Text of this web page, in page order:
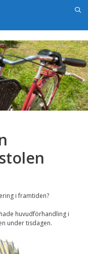
i framtiden?
huvudförhandling i
under tisdagen.
×
kakor går
välja